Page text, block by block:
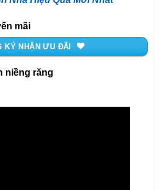
mãi
KÝ NHẬN ƯU ĐÃI
niềng răng